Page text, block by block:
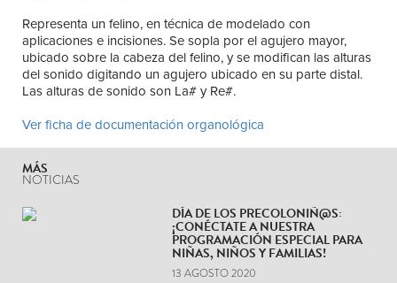
ÚLTIMOS VIDEOS
Representa un felino, en técnica de modelado con
aplicaciones e incisiones. Se sopla por el agujero mayor,
ubicado sobre la cabeza del felino, y se modifican las alturas
del sonido digitando un agujero ubicado en su parte distal.
Las alturas de sonido son La# y Re#.
Ver ficha de documentación organológica
MÁS
NOTICIAS
DÍA DE LOS PRECOLONIÑ@S:
¡CONÉCTATE A NUESTRA
PROGRAMACIÓN ESPECIAL PARA
NIÑAS, NIÑOS Y FAMILIAS!
13 AGOSTO 2020